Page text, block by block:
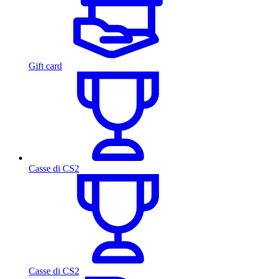
Gift card
Casse di CS2
Casse di CS2